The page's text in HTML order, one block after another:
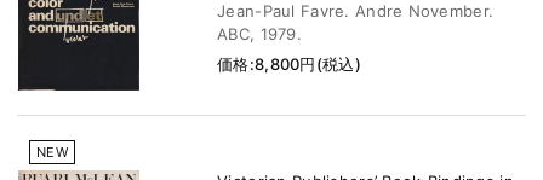
Jean-Paul Favre. Andre November.
ABC, 1979.
価格:8,800円(税込)
NEW